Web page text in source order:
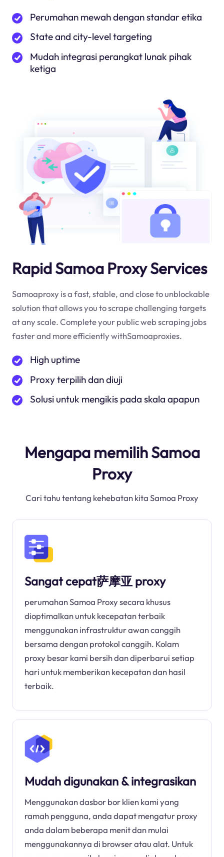
Perumahan mewah dengan standar etika
State and city-level targeting
Mudah integrasi perangkat lunak pihak
ketiga
Rapid Samoa Proxy Services
Samoaproxy is a fast, stable, and close to unblockable
solution that allows you to scrape challenging targets
at any scale. Complete your public web scraping jobs
faster and more efficiently withSamoaproxies.
High uptime
Proxy terpilih dan diuji
Solusi untuk mengikis pada skala apapun
Mengapa memilih Samoa
Proxy
Cari tahu tentang kehebatan kita Samoa Proxy
Sangat cepat萨摩亚 proxy
perumahan Samoa Proxy secara khusus
dioptimalkan untuk kecepatan terbaik
menggunakan infrastruktur awan canggih
bersama dengan protokol canggih. Kolam
proxy besar kami bersih dan diperbarui setiap
hari untuk memberikan kecepatan dan hasil
terbaik.
Mudah digunakan & integrasikan
Menggunakan dasbor bor klien kami yang
ramah pengguna, anda dapat mengatur proxy
anda dalam beberapa menit dan mulai
menggunakannya di browser atau alat. Untuk